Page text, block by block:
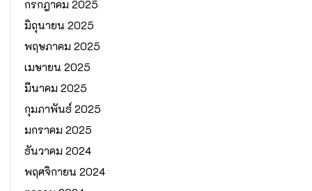
กรกฎาคม 2025
มิถุนายน 2025
พฤษภาคม 2025
เมษายน 2025
มีนาคม 2025
กุมภาพันธ์ 2025
มกราคม 2025
ธันวาคม 2024
พฤศจิกายน 2024